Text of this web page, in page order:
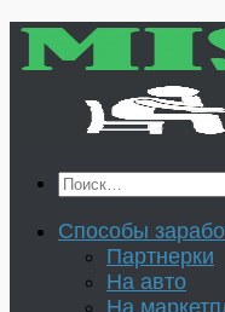
Перейти
Найти:
Способы
Партнерки
На авто